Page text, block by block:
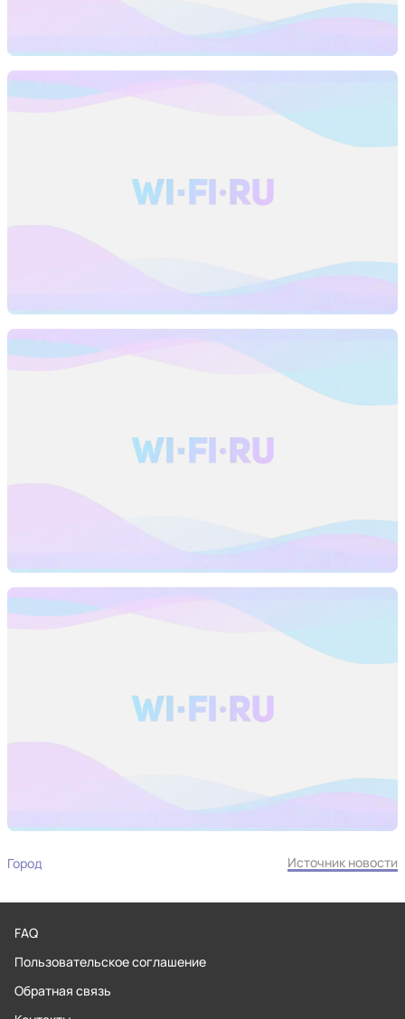
Город Источник новости
FAQ
Пользовательское соглашение
Обратная связь